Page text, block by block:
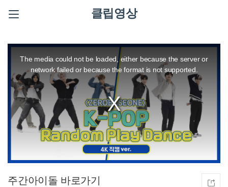
클립영상
This
The media could not be loaded, either because the server or
network failed or because the format is not supported.
주간아이돌